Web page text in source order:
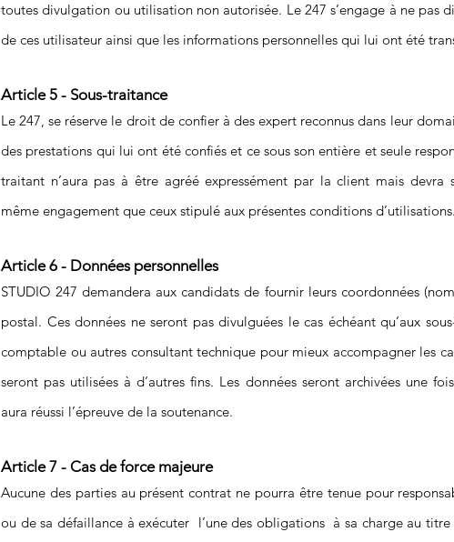
toutes divulgation ou utilisation non autorisée. Le 247 s’engage à ne pas
de ces utilisateur ainsi que les informations personnelles qui lui ont été
Article 5 - Sous-traitance
Le 247, se réserve le droit de confier à des expert reconnus dans leur
des prestations qui lui ont été confiés et ce sous son entière et seule
traitant n’aura pas à être agréé expressément par la client mais devra
même engagement que ceux stipulé aux présentes conditions d’utilisations.
Article 6 - Données personnelles
STUDIO 247 demandera aux candidats de fournir leurs coordonnées
postal. Ces données ne seront pas divulguées le cas échéant qu’aux
comptable ou autres consultant technique pour mieux accompagner les
seront pas utilisées à d’autres fins. Les données seront archivées une
aura réussi l’épreuve de la soutenance.
Article 7 - Cas de force majeure
Aucune des parties au présent contrat ne pourra être tenue pour
ou de sa défaillance à exécuter l’une des obligations à sa charge au